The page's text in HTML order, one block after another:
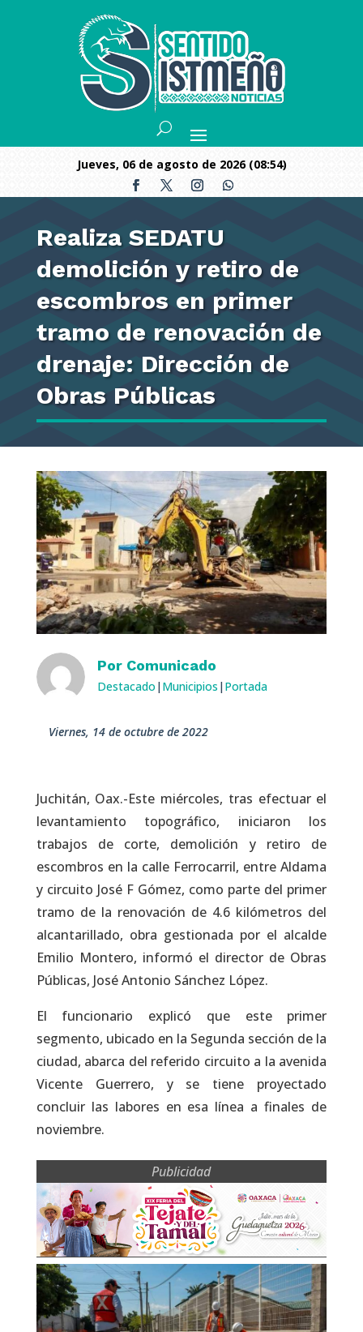
jueves, 06 de agosto de 2026 (08:54)
Realiza SEDATU
demolición y retiro de
escombros en primer
tramo de renovación de
drenaje: Dirección de
Obras Públicas
Por Comunicado
Destacado | Municipios | Portada
viernes, 14 de octubre de 2022
Juchitán, Oax.-Este miércoles, tras efectuar el
levantamiento topográfico, iniciaron los
trabajos de corte, demolición y retiro de
escombros en la calle Ferrocarril, entre Aldama
y circuito José F Gómez, como parte del primer
tramo de la renovación de 4.6 kilómetros del
alcantarillado, obra gestionada por el alcalde
Emilio Montero, informó el director de Obras
Públicas, José Antonio Sánchez López.
El funcionario explicó que este primer
segmento, ubicado en la Segunda sección de la
ciudad, abarca del referido circuito a la avenida
Vicente Guerrero, y se tiene proyectado
concluir las labores en esa línea a finales de
noviembre.
Publicidad